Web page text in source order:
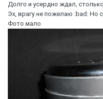
Долго и усердно ждал,
Эх, врагу не пожелаю :bad: Но
Фото мало